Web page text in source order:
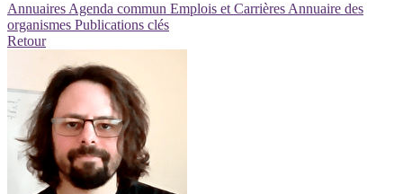
Annuaires Agenda commun Emplois et Carrières Annuaire des
organismes Publications clés
Retour